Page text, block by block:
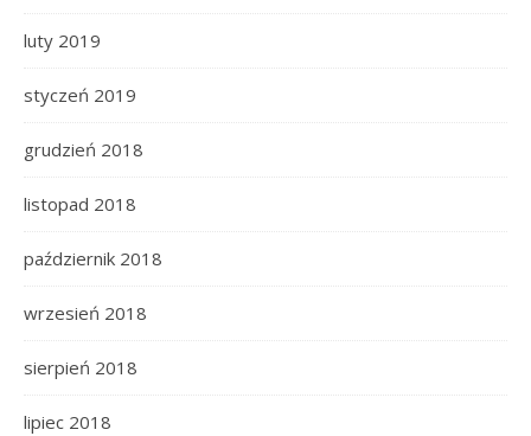
luty 2019
styczeń 2019
grudzień 2018
listopad 2018
październik 2018
wrzesień 2018
sierpień 2018
lipiec 2018